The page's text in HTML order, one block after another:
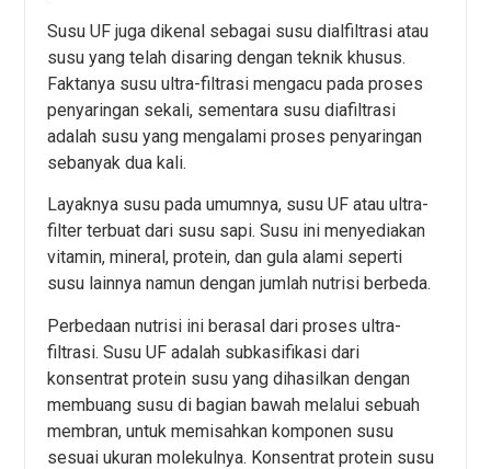
Susu UF juga dikenal sebagai susu dialfiltrasi atau
susu yang telah disaring dengan teknik khusus.
Faktanya susu ultra-filtrasi mengacu pada proses
penyaringan sekali, sementara susu diafiltrasi
adalah susu yang mengalami proses penyaringan
sebanyak dua kali.
Layaknya susu pada umumnya, susu UF atau ultra-
filter terbuat dari susu sapi. Susu ini menyediakan
vitamin, mineral, protein, dan gula alami seperti
susu lainnya namun dengan jumlah nutrisi berbeda.
Perbedaan nutrisi ini berasal dari proses ultra-
filtrasi. Susu UF adalah subkasifikasi dari
konsentrat protein susu yang dihasilkan dengan
membuang susu di bagian bawah melalui sebuah
membran, untuk memisahkan komponen susu
sesuai ukuran molekulnya. Konsentrat protein susu